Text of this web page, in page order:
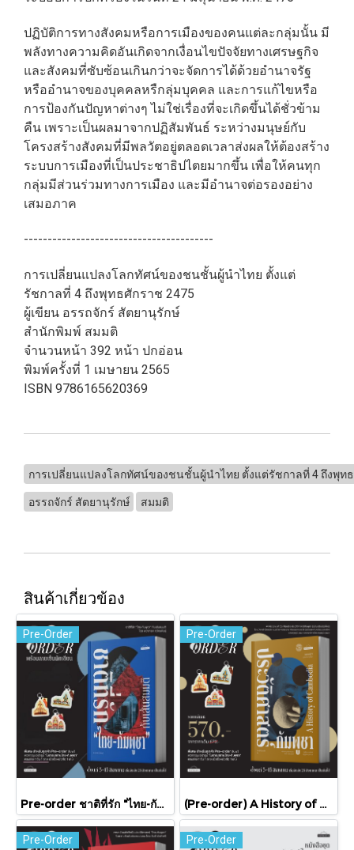
ปฏิบัติการทางสังคมหรือการเมืองของคนแต่ละกลุ่มนั้น มี
พลังทางความคิดอันเกิดจากเงื่อนไขปัจจัยทางเศรษฐกิจ
และสังคมที่ซับซ้อนเกินกว่าจะจัดการได้ด้วยอำนาจรัฐ
หรืออำนาจของบุคคลหรืกลุ่มบุคคล และการแก้ไขหรือ
การป้องกันปัญหาต่างๆ ไม่ใช่เรื่องที่จะเกิดขึ้นได้ชั่วข้าม
คืน เพราะเป็นผลมาจากปฏิสัมพันธ์ ระหว่างมนุษย์กับ
โครงสร้างสังคมที่มีพลวัตอยู่ตลอดเวลาส่งผลให้ต้องสร้าง
ระบบการเมืองที่เป็นประชาธิปไตยมากขึ้น เพื่อให้คนทุก
กลุ่มมีส่วนร่วมทางการเมือง และมีอำนาจต่อรองอย่าง
เสมอภาค
----------------------------------------
การเปลี่ยนแปลงโลกทัศน์ของชนชั้นผู้นำไทย ตั้งแต่
รัชกาลที่ 4 ถึงพุทธศักราช 2475
ผู้เขียน อรรถจักร์ สัตยานุรักษ์
สำนักพิมพ์ สมมติ
จำนวนหน้า 392 หน้า ปกอ่อน
พิมพ์ครั้งที่ 1 เมษายน 2565
ISBN 9786165620369
การเปลี่ยนแปลงโลกทัศน์ของชนชั้นผู้นำไทย ตั้งแต่รัชกาลที่ 4 ถึงพุท
อรรถจักร์ สัตยานุรักษ์ สมมติ
สินค้าเกี่ยวข้อง
Pre-Order
Pre-order ชาติที่รัก "ไทย-กัมพูชา" กับเส้นสมมติ / พวงทอง ภวัครพันธุ์ / มติชน
Pre-Order
(Pre-order) A History of Cambodia ประวัติศาสตร์กัมพูชา (ฉบับปรับปรุงใหม่) / David Chandler / มติชน
Pre-Order Pre-Order